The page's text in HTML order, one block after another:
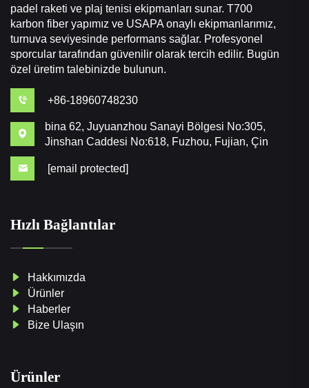
padel raketi ve plaj tenisi ekipmanları sunar. T700
karbon fiber yapımız ve USAPA onaylı ekipmanlarımız,
turnuva seviyesinde performans sağlar. Profesyonel
sporcular tarafından güvenilir olarak tercih edilir. Bugün
özel üretim talebinizde bulunun.
+86-18960748230
bina 62, Juyuanzhou Sanayi Bölgesi No:305,
Jinshan Caddesi No:618, Fuzhou, Fujian, Çin
[email protected]
Hızlı Bağlantılar
Hakkımızda
Ürünler
Haberler
Bize Ulaşın
Ürünler